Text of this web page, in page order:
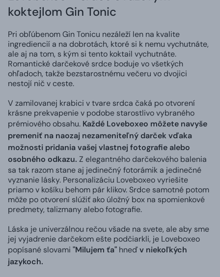
koktejlom Gin Tonic
Pri obľúbenom Gin Tonicu nezáleží len na kvalite
ingrediencií a na dobrotách, ktoré si k nemu vychutnáte,
ale aj na tom, s kým si tento koktail vychutnáte.
Romantické darčekové srdce boduje vo všetkých
ohľadoch, takže bezstarostnému večeru vo dvojici
nestojí nič v ceste.
V zamilovanej krabici v tvare srdca čaká po otvorení
krásne prekvapenie v podobe starostlivo vybraného
prémiového obsahu. Každé Loveboxeo môžete navyše
premeniť na naozaj nezameniteľný darček vďaka
možnosti pridania vašej vlastnej fotografie alebo
osobného odkazu. Z elegantného darčekového balenia
sa tak razom stane aj jedinečný fotorámik a jedinečné
vyznanie lásky. Personalizáciu Loveboxeo vyriešite
priamo v košíku behom pár klikov. Srdce samotné potom
môže po otvorení slúžiť ako úložný box na spomienkové
predmety, talizmany alebo fotografie.
Láska je univerzálnou rečou všade na svete, ale aby sme
jej vyjadrenie darčekom ešte podčiarkli, je Loveboxeo
popísané slovami "Milujem ťa" hneďv niekoľkých
jazykoch.